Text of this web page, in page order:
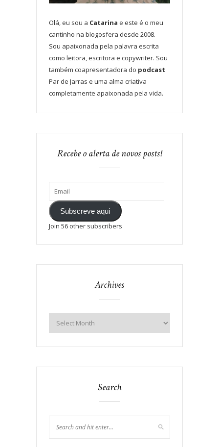
Olá, eu sou a Catarina e este é o meu
cantinho na blogosfera desde 2008.
Sou apaixonada pela palavra escrita
como leitora, escritora e copywriter. Sou
também coapresentadora do podcast
Par de Jarras e uma alma criativa
completamente apaixonada pela vida.
Recebe o alerta de novos posts!
Subscreve aqui
Join 56 other subscribers
Archives
Search